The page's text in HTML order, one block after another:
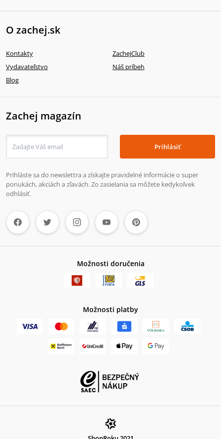
O zachej.sk
Kontakty
ZachejClub
Vydavateľstvo
Náš príbeh
Blog
Zachej magazín
Prihlásiť
Prihláste sa do newslettra a získajte pravidelné informácie o super
ponukách, akciách a zľavách. Zo zasielania sa môžete kedykoľvek
odhlásiť.
Možnosti doručenia
Možnosti platby